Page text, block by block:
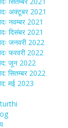
अक्टूबर 2021
नवम्बर 2021
दिसंबर 2021
जनवरी 2022
फरवरी 2022
जून 2022
सितम्बर 2022
मई 2023